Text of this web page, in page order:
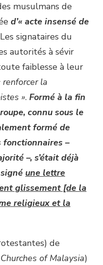
musulmans de
d’« acte insensé de
signataires du
autorités à sévir
faiblesse à leur
renforcer la
». Formé à la fin
connu sous le
formé de
–
–, s’était déjà
une lettre
glissement [de la
religieux et la
de
of Malaysia)